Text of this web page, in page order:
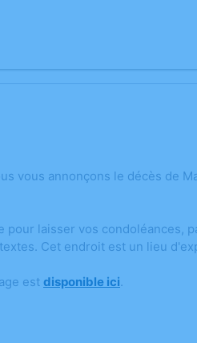
vous annonçons le décès de
pour laisser vos condoléances,
Cet endroit est un lieu
est disponible ici.